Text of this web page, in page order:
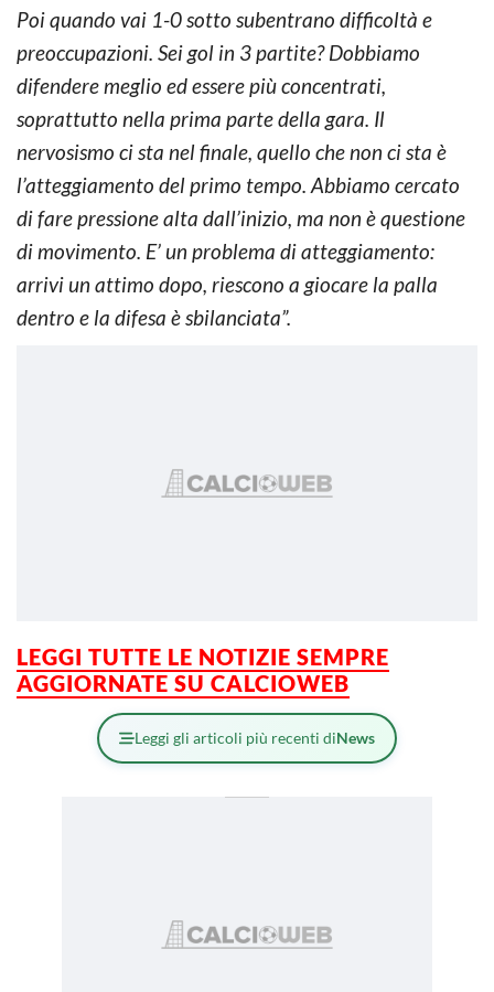
Poi quando vai 1-0 sotto subentrano difficoltà e
preoccupazioni. Sei gol in 3 partite? Dobbiamo
difendere meglio ed essere più concentrati,
soprattutto nella prima parte della gara. Il
nervosismo ci sta nel finale, quello che non ci sta è
l’atteggiamento del primo tempo. Abbiamo cercato
di fare pressione alta dall’inizio, ma non è questione
di movimento. E’ un problema di atteggiamento:
arrivi un attimo dopo, riescono a giocare la palla
dentro e la difesa è sbilanciata”.
LEGGI TUTTE LE NOTIZIE SEMPRE
AGGIORNATE SU CALCIOWEB
Leggi gli articoli più recenti diNews